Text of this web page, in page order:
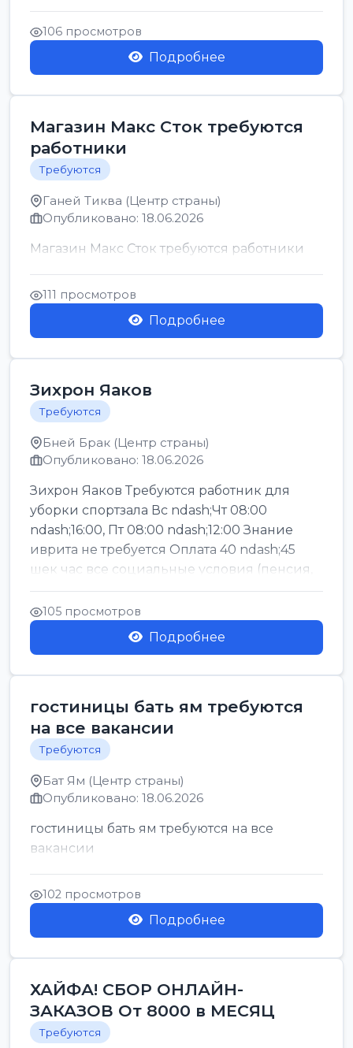
позицию возможна дом...
106 просмотров
Подробнее
Магазин Макс Сток требуются
работники
Требуются
Ганей Тиква (Центр страны)
Опубликовано: 18.06.2026
Магазин Макс Сток требуются работники
111 просмотров
Подробнее
Зихрон Яаков
Требуются
Бней Брак (Центр страны)
Опубликовано: 18.06.2026
Зихрон Яаков Требуются работник для
уборки спортзала Вс ndash;Чт 08:00
ndash;16:00, Пт 08:00 ndash;12:00 Знание
иврита не требуется Оплата 40 ndash;45
шек час все социальные условия (пенсия,
керен ишт...
105 просмотров
Подробнее
гостиницы бать ям требуются
на все вакансии
Требуются
Бат Ям (Центр страны)
Опубликовано: 18.06.2026
гостиницы бать ям требуются на все
вакансии
102 просмотров
Подробнее
ХАЙФА! СБОР ОНЛАЙН-
ЗАКАЗОВ От 8000 в МЕСЯЦ
Требуются